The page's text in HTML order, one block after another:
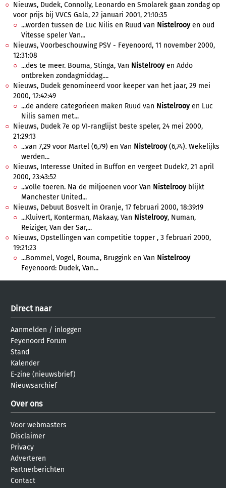
Nieuws, Dudek, Connolly, Leonardo en Smolarek gaan zondag op
voor prijs bij VVCS Gala, 22 januari 2001, 21:10:35
...worden tussen de Luc Nilis en Ruud van Nistelrooyen oud
Vitesse speler Van...
Nieuws, Voorbeschouwing PSV - Feyenoord, 11 november 2000,
12:31:08
...des te meer. Bouma, Stinga, Van Nistelrooyen Addo
ontbreken zondagmiddag....
Nieuws, Dudek genomineerd voor keeper van het jaar, 29 mei
2000, 12:42:49
...de andere categorieen maken Ruud van Nistelrooyen Luc
Nilis samen met...
Nieuws, Dudek 7e op VI-ranglijst beste speler, 24 mei 2000,
21:29:13
...van 7,29 voor Martel (6,79) en Van Nistelrooy(6,74). Wekelijks
werden...
Nieuws, Interesse United in Buffon en vergeet Dudek?, 21 april
2000, 23:43:52
...volle toeren. Na de miljoenen voor Van Nistelrooyblijkt
Manchester United...
Nieuws, Debuut Bosvelt in Oranje, 17 februari 2000, 18:39:19
...Kluivert, Konterman, Makaay, Van Nistelrooy, Numan,
Reiziger, Van der Sar,...
Nieuws, Opstellingen van competitie topper , 3 februari 2000,
19:21:23
...Bommel, Vogel, Bouma, Bruggink en Van Nistelrooy
Feyenoord: Dudek, Van...
Direct naar
Aanmelden / inloggen
Feyenoord Forum
Stand
Kalender
E-zine (nieuwsbrief)
Nieuwsarchief
Over ons
Voor webmasters
Disclaimer
Privacy
Adverteren
Partnerberichten
Contact